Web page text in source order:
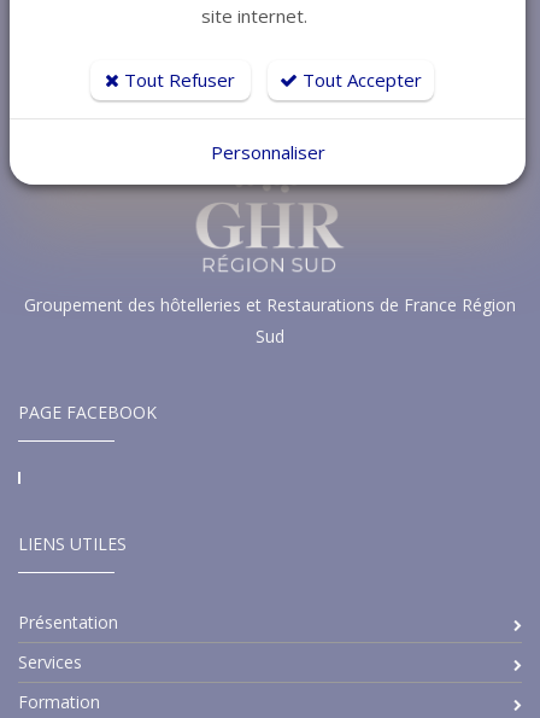
Groupement des hôtelleries et Restaurations de France Région
Sud
PAGE FACEBOOK
LIENS UTILES
Présentation
Services
Formation
site internet.
Tout Refuser Tout Accepter
Personnaliser